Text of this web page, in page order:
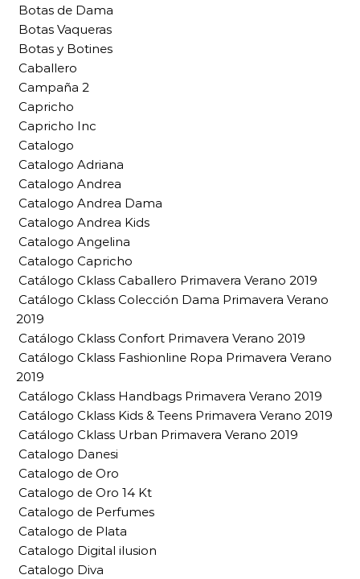
Botas de Dama
Botas Vaqueras
Botas y Botines
Caballero
Campaña 2
Capricho
Capricho Inc
Catalogo
Catalogo Adriana
Catalogo Andrea
Catalogo Andrea Dama
Catalogo Andrea Kids
Catalogo Angelina
Catalogo Capricho
Catálogo Cklass Caballero Primavera Verano 2019
Catálogo Cklass Colección Dama Primavera Verano
2019
Catálogo Cklass Confort Primavera Verano 2019
Catálogo Cklass Fashionline Ropa Primavera Verano
2019
Catálogo Cklass Handbags Primavera Verano 2019
Catálogo Cklass Kids & Teens Primavera Verano 2019
Catálogo Cklass Urban Primavera Verano 2019
Catalogo Danesi
Catalogo de Oro
Catalogo de Oro 14 Kt
Catalogo de Perfumes
Catalogo de Plata
Catalogo Digital ilusion
Catalogo Diva